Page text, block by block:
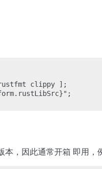
clippy ];
本，因此通常开箱 即用，